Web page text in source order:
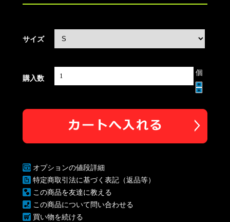
サイズ
購入数
個
オプションの値段詳細
特定商取引法に基づく表記（返品等）
この商品を友達に教える
この商品について問い合わせる
買い物を続ける